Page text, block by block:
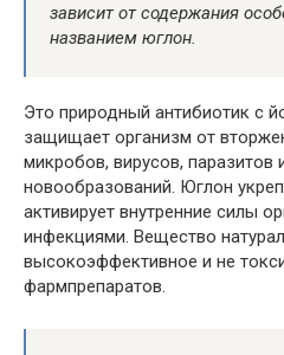
зависит от содержания
названием юглон.
Это природный антибиотик с
защищает организм от
микробов, вирусов, паразитов
новообразований. Юглон
активирует внутренние силы
инфекциями. Вещество
высокоэффективное и не
фармпрепаратов.